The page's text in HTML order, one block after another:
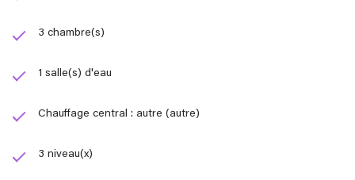
3 chambre(s)
1 salle(s) d'eau
Chauffage central : autre (autre)
3 niveau(x)